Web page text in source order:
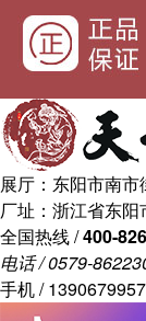
展厅：东阳市南
厂址：浙江省东
全国热线 /400-
电话 / 0579-
手机 /